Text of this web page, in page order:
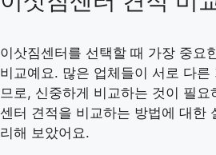
이삿짐센터를 선택할 때 가장 중요
비교예요. 많은 업체들이 서로 다
므로, 신중하게 비교하는 것이 필
센터 견적을 비교하는 방법에 대한
리해 보았어요.